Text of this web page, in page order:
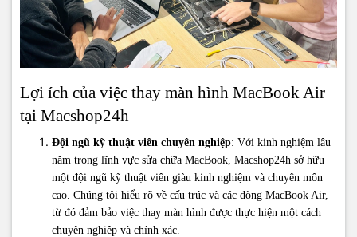
Lợi ích của việc thay màn hình MacBook Air
tại Macshop24h
Đội ngũ kỹ thuật viên chuyên nghiệp: Với kinh nghiệm lâu
năm trong lĩnh vực sửa chữa MacBook, Macshop24h sở hữu
một đội ngũ kỹ thuật viên giàu kinh nghiệm và chuyên môn
cao. Chúng tôi hiểu rõ về cấu trúc và các dòng MacBook Air,
từ đó đảm bảo việc thay màn hình được thực hiện một cách
chuyên nghiệp và chính xác.